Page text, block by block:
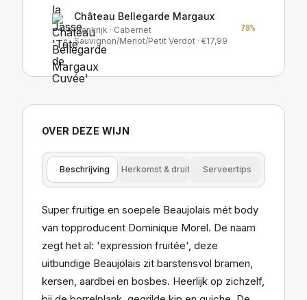
Château Bellegarde Margaux
Frankrijk · Cabernet
Sauvignon/Merlot/Petit Verdot · €17,99
78%
OVER DEZE WIJN
Beschrijving Herkomst & druif Serveertips
Super fruitige en soepele Beaujolais mét body
van topproducent Dominique Morel. De naam
zegt het al: 'expression fruitée', deze
uitbundige Beaujolais zit barstensvol bramen,
kersen, aardbei en bosbes. Heerlijk op zichzelf,